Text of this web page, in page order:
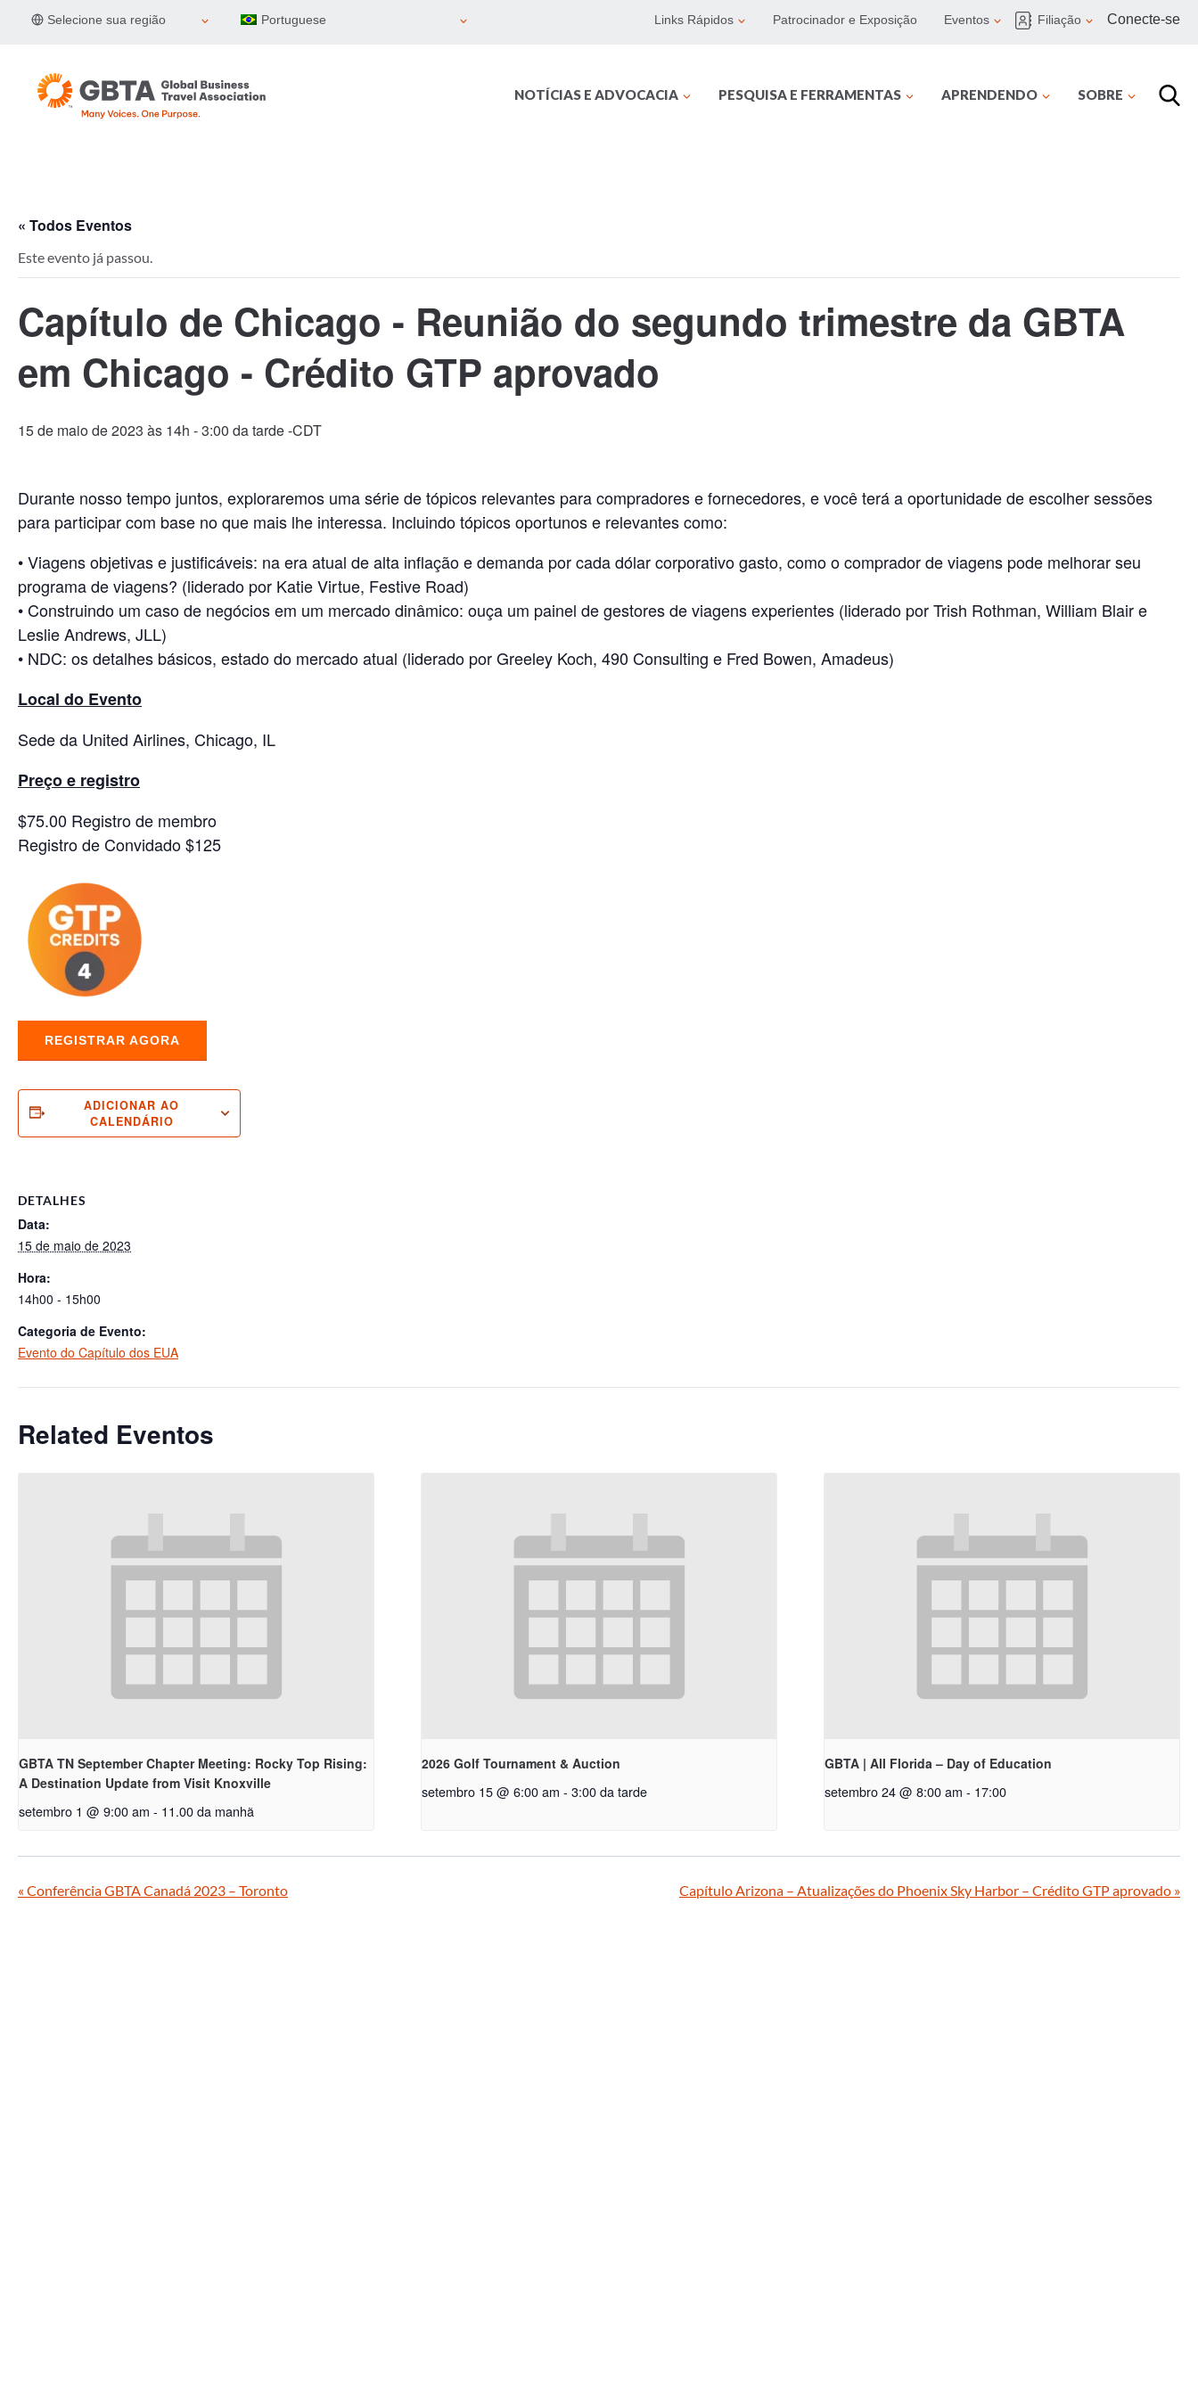
Selecione sua região Portuguese Links Rápidos Patrocinador e Exposição Eventos Filiação Conecte-se
NOTÍCIAS E ADVOCACIA PESQUISA E FERRAMENTAS APRENDENDO SOBRE
« Todos Eventos
Este evento já passou.
Capítulo de Chicago - Reunião do segundo trimestre da GBTA
em Chicago - Crédito GTP aprovado
15 de maio de 2023 às 14h -3:00 da tarde-CDT
Durante nosso tempo juntos, exploraremos uma série de tópicos relevantes para compradores e fornecedores, e você terá a oportunidade de escolher sessões
para participar com base no que mais lhe interessa. Incluindo tópicos oportunos e relevantes como:
• Viagens objetivas e justificáveis: na era atual de alta inflação e demanda por cada dólar corporativo gasto, como o comprador de viagens pode melhorar seu
programa de viagens? (liderado por Katie Virtue, Festive Road)
• Construindo um caso de negócios em um mercado dinâmico: ouça um painel de gestores de viagens experientes (liderado por Trish Rothman, William Blair e
Leslie Andrews, JLL)
• NDC: os detalhes básicos, estado do mercado atual (liderado por Greeley Koch, 490 Consulting e Fred Bowen, Amadeus)
Local do Evento
Sede da United Airlines, Chicago, IL
Preço e registro
$75.00 Registro de membro
Registro de Convidado $125
REGISTRAR AGORA
ADICIONAR AO
CALENDÁRIO
DETALHES
Data:
15 de maio de 2023
Hora:
14h00 - 15h00
Categoria de Evento:
Evento do Capítulo dos EUA
Related Eventos
GBTA TN September Chapter Meeting: Rocky Top Rising:
A Destination Update from Visit Knoxville
setembro 1 @ 9:00 am - 11.00 da manhã
2026 Golf Tournament & Auction
setembro 15 @ 6:00 am - 3:00 da tarde
GBTA | All Florida – Day of Education
setembro 24 @ 8:00 am - 17:00
« Conferência GBTA Canadá 2023 – Toronto Capítulo Arizona – Atualizações do Phoenix Sky Harbor – Crédito GTP aprovado »